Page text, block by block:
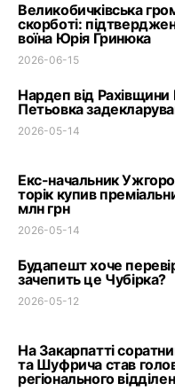
Великобичківська
скорботі:
воїна Юрія Гринюка
2026-06-15
Нардеп від Рахівщини
Петьовка
2026-05-14
Екс-начальник
торік купив
млн грн
2026-05-14
Будапешт хоче
зачепить це Чубірка?
2026-05-12
На Закарпатті
та Шуфрича став
регіонального